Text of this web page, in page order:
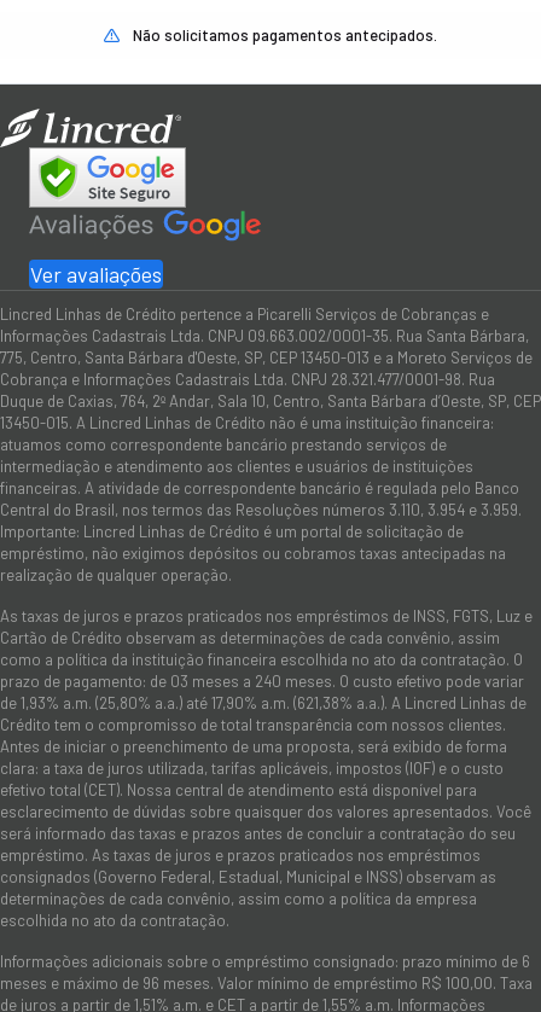
Não solicitamos pagamentos antecipados.
Ver avaliações
Lincred Linhas de Crédito pertence a Picarelli Serviços de Cobranças e
Informações Cadastrais Ltda. CNPJ 09.663.002/0001-35. Rua Santa Bárbara,
775, Centro, Santa Bárbara d'Oeste, SP, CEP 13450-013 e a Moreto Serviços de
Cobrança e Informações Cadastrais Ltda. CNPJ 28.321.477/0001-98. Rua
Duque de Caxias, 764, 2º Andar, Sala 10, Centro, Santa Bárbara d’Oeste, SP, CEP
13450-015. A Lincred Linhas de Crédito não é uma instituição financeira:
atuamos como correspondente bancário prestando serviços de
intermediação e atendimento aos clientes e usuários de instituições
financeiras. A atividade de correspondente bancário é regulada pelo Banco
Central do Brasil, nos termos das Resoluções números 3.110, 3.954 e 3.959.
Importante: Lincred Linhas de Crédito é um portal de solicitação de
empréstimo, não exigimos depósitos ou cobramos taxas antecipadas na
realização de qualquer operação.
As taxas de juros e prazos praticados nos empréstimos de INSS, FGTS, Luz e
Cartão de Crédito observam as determinações de cada convênio, assim
como a política da instituição financeira escolhida no ato da contratação. O
prazo de pagamento: de 03 meses a 240 meses. O custo efetivo pode variar
de 1,93% a.m. (25,80% a.a.) até 17,90% a.m. (621,38% a.a.). A Lincred Linhas de
Crédito tem o compromisso de total transparência com nossos clientes.
Antes de iniciar o preenchimento de uma proposta, será exibido de forma
clara: a taxa de juros utilizada, tarifas aplicáveis, impostos (IOF) e o custo
efetivo total (CET). Nossa central de atendimento está disponível para
esclarecimento de dúvidas sobre quaisquer dos valores apresentados. Você
será informado das taxas e prazos antes de concluir a contratação do seu
empréstimo. As taxas de juros e prazos praticados nos empréstimos
consignados (Governo Federal, Estadual, Municipal e INSS) observam as
determinações de cada convênio, assim como a política da empresa
escolhida no ato da contratação.
Informações adicionais sobre o empréstimo consignado: prazo mínimo de 6
meses e máximo de 96 meses. Valor mínimo de empréstimo R$ 100,00. Taxa
de juros a partir de 1,51% a.m. e CET a partir de 1,55% a.m. Informações